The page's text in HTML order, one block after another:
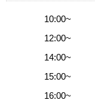
10:00~
12:00~
14:00~
15:00~
16:00~